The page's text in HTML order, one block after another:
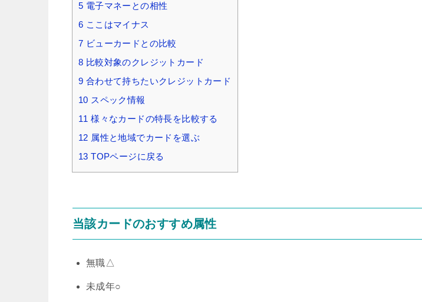
5 電子マネーとの相性
6 ここはマイナス
7 ビューカードとの比較
8 比較対象のクレジットカード
9 合わせて持ちたいクレジットカード
10 スペック情報
11 様々なカードの特長を比較する
12 属性と地域でカードを選ぶ
13 TOPページに戻る
当該カードのおすすめ属性
無職△
未成年○